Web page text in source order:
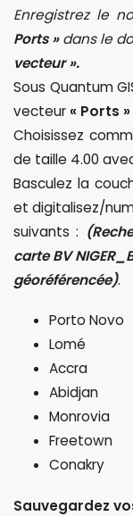
Enregistrez le
Ports »dans le
vecteur ».
Sous Quantum
vecteur« Ports »
Choisissez
de taille 4.00
Basculez la
et digitalisez/
suivants :
carte BV
géoréférencée).
Porto Novo
Lomé
Accra
Abidjan
Monrovia
Freetown
Conakry
Sauvegardez